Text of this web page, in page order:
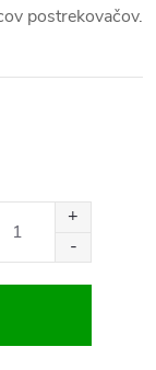
postrekovačov.